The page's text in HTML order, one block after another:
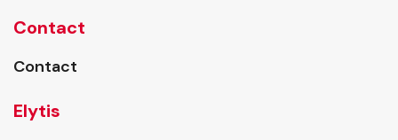
Contact
Contact
Elytis